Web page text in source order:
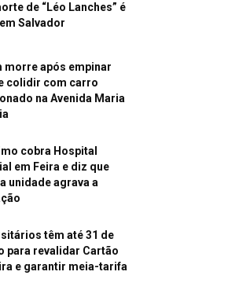
de “Léo Lanches” é
Salvador
morre após empinar
colidir com carro
na Avenida Maria
cobra Hospital
em Feira e diz que
unidade agrava a
têm até 31 de
para revalidar Cartão
e garantir meia-tarifa